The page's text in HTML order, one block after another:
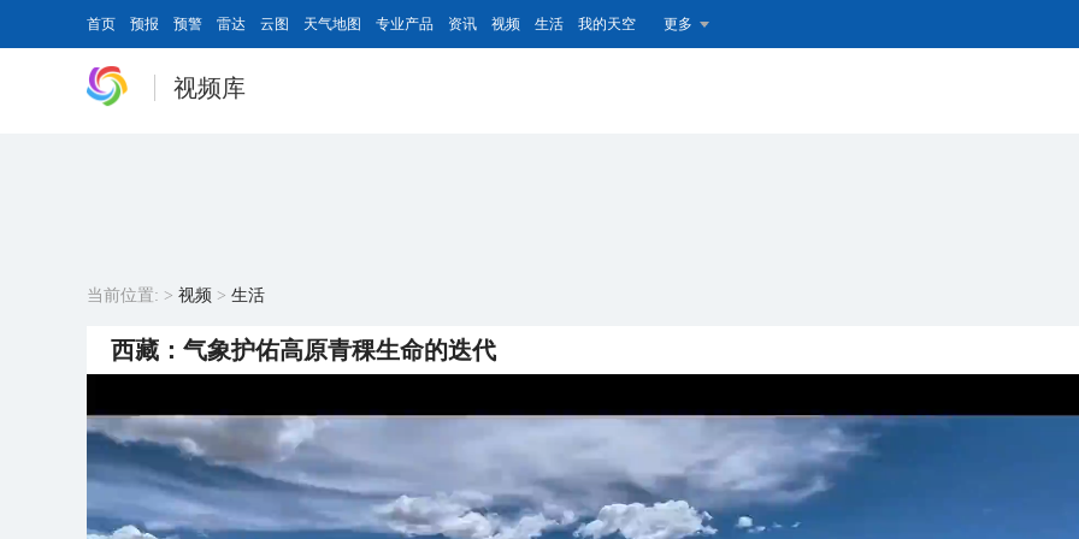
首页 预报 预警 雷达 云图 天气地图 专业产品 资讯 视频 生活 我的天空 更多
视频库
当前位置: > 视频 > 生活
西藏：气象护佑高原青稞生命的迭代